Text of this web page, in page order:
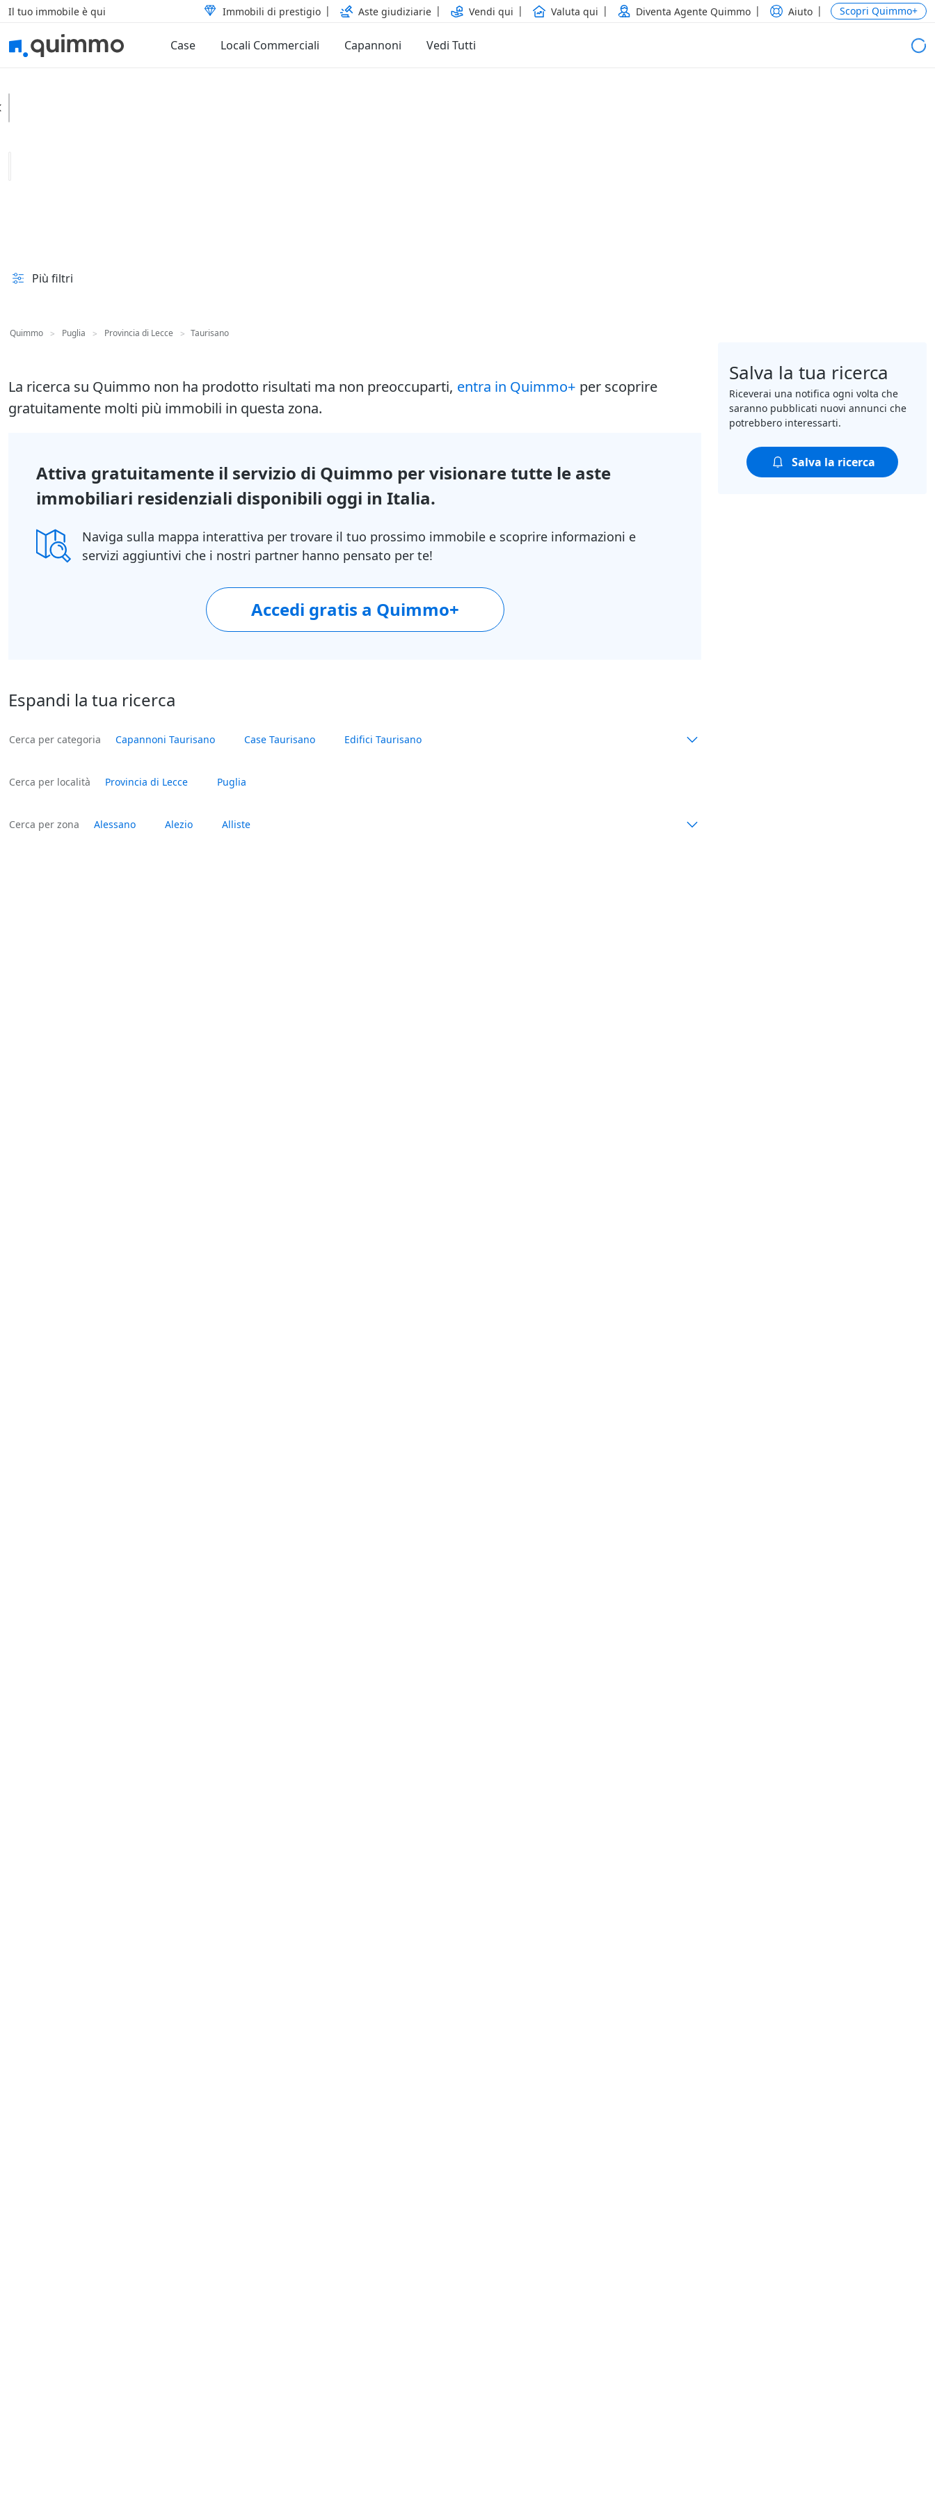
Il tuo immobile è qui Immobili di prestigio Aste giudiziarie Vendi qui Valuta qui Diventa Agente Quimmo Aiuto Scopri Quimmo+
Case Locali Commerciali Capannoni Vedi Tutti
Più filtri
Quimmo > Puglia > Provincia di Lecce > Taurisano
La ricerca su Quimmo non ha prodotto risultati ma non preoccuparti, entra in Quimmo+ per scoprire
gratuitamente molti più immobili in questa zona.
Attiva gratuitamente il servizio di Quimmo per visionare tutte le aste
immobiliari residenziali disponibili oggi in Italia.
Naviga sulla mappa interattiva per trovare il tuo prossimo immobile e scoprire informazioni e
servizi aggiuntivi che i nostri partner hanno pensato per te!
Accedi gratis a Quimmo+
Espandi la tua ricerca
Cerca per categoria Capannoni Taurisano Case Taurisano Edifici Taurisano
Cerca per località Provincia di Lecce Puglia
Cerca per zona Alessano Alezio Alliste
Salva la tua ricerca
Riceverai una notifica ogni volta che
saranno pubblicati nuovi annunci che
potrebbero interessarti.
Salva la ricerca